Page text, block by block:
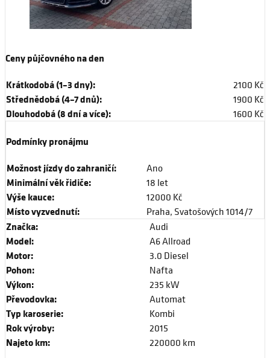
Ceny půjčovného na den
Krátkodobá (1–3 dny):
2100 Kč
Střednědobá (4–7 dnů):
1900 Kč
Dlouhodobá (8 dní a více):
1600 Kč
Podmínky pronájmu
Možnost jízdy do zahraničí:
Ano
Minimální věk řidiče:
18 let
Výše kauce:
12000 Kč
Místo vyzvednutí:
Praha, Svatošových 1014/7
Značka:
Audi
Model:
A6 Allroad
Motor:
3.0 Diesel
Pohon:
Nafta
Výkon:
235 kW
Převodovka:
Automat
Typ karoserie:
Kombi
Rok výroby:
2015
Najeto km:
220000 km